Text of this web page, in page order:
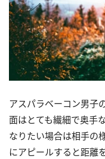
アスパラベーコン男子
面はとても繊細で奥手
なりたい場合は相手の
にアピールすると距離